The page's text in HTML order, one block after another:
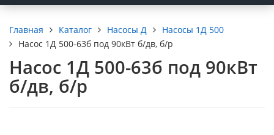
Главная Каталог Насосы Д
Насосы 1Д 500
Насос 1Д 500-63б под 90кВт б/дв, б/р
Насос 1Д 500-63б под 90кВт
б/дв, б/р